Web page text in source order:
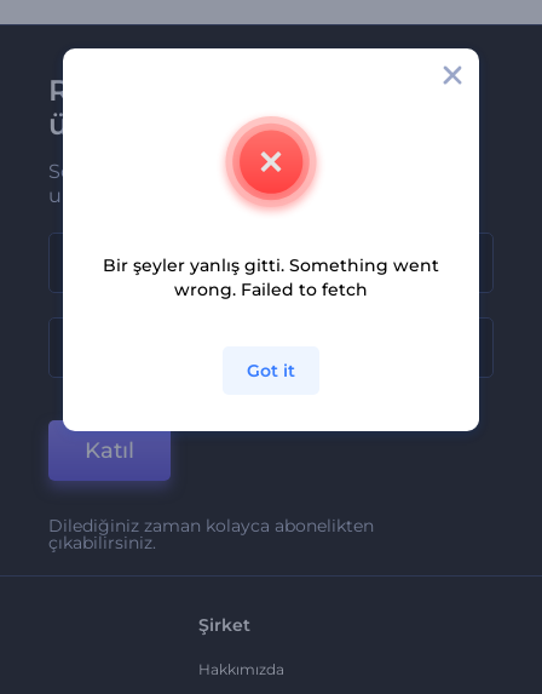
Renderforest bültenine
üye olun
Son haber ve tekliflerimiz ilk olarak size
ulaşsın
Katıl
Dilediğiniz zaman kolayca abonelikten
çıkabilirsiniz.
Şirket
Hakkımızda
Bir şeyler yanlış gitti. Something went
wrong. Failed to fetch
Got it